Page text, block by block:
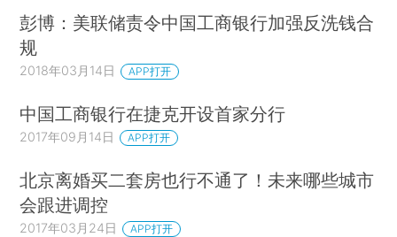
彭博：美联储责令中国工商银行加强反洗钱合
规
2018年03月14日 APP打开
中国工商银行在捷克开设首家分行
2017年09月14日 APP打开
北京离婚买二套房也行不通了！未来哪些城市
会跟进调控
2017年03月24日 APP打开